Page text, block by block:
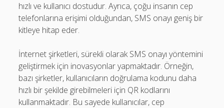
hızlı ve kullanıcı dostudur. Ayrıca, çoğu insanın cep
telefonlarına erişimi olduğundan, SMS onayı geniş bir
kitleye hitap eder.
İnternet şirketleri, sürekli olarak SMS onayı yöntemini
geliştirmek için inovasyonlar yapmaktadır. Örneğin,
bazı şirketler, kullanıcıların doğrulama kodunu daha
hızlı bir şekilde girebilmeleri için QR kodlarını
kullanmaktadır. Bu sayede kullanıcılar, cep